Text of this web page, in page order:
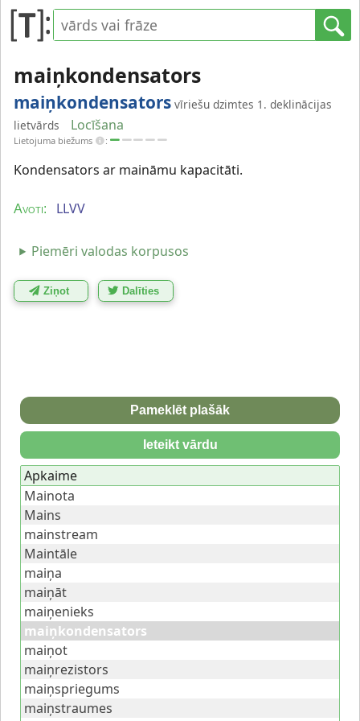
maiņkondensators
maiņkondensators vīriešu dzimtes 1. deklinācijas
lietvārds
Locīšana
Lietojuma biežums :
Kondensators ar maināmu kapacitāti.
Avoti: LLVV
Piemēri valodas korpusos
Ziņot Dalīties
Pameklēt plašāk
Ieteikt vārdu
Apkaime
Mainota
Mains
mainstream
Maintāle
maiņa
maiņāt
maiņenieks
maiņkondensators
maiņot
maiņrezistors
maiņspriegums
maiņstraumes